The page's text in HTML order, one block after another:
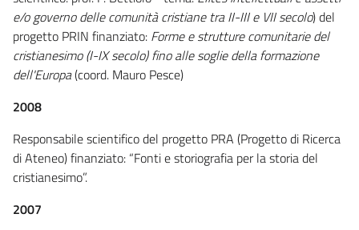
e/o governo delle comunità cristiane tra II-III e VII secolo) del
progetto PRIN finanziato: Forme e strutture comunitarie del
cristianesimo (I-IX secolo) fino alle soglie della formazione
dell'Europa(coord. Mauro Pesce)
2008
Responsabile scientifico del progetto PRA (Progetto di Ricerca
di Ateneo) finanziato: “Fonti e storiografia per la storia del
cristianesimo”.
2007